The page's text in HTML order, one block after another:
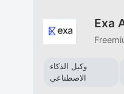
Exa
وكيل الذكاء
الاصطناعي